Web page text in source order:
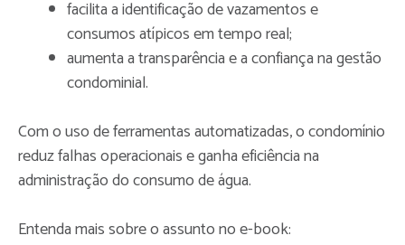
facilita a identificação de vazamentos e
consumos atípicos em tempo real;
aumenta a transparência e a confiança na gestão
condominial.
Com o uso de ferramentas automatizadas, o condomínio
reduz falhas operacionais e ganha eficiência na
administração do consumo de água.
Entenda mais sobre o assunto no e-book: